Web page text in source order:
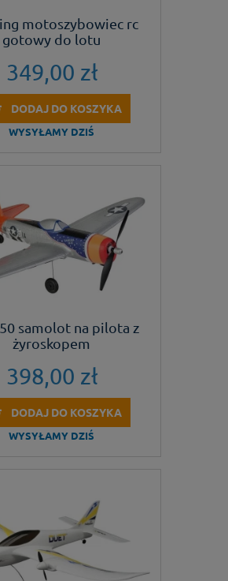
motoszybowiec rc
gotowy do lotu
349,00 zł
DODAJ DO KOSZYKA
WYSYŁAMY DZIŚ
samolot na pilota z
żyroskopem
398,00 zł
DODAJ DO KOSZYKA
WYSYŁAMY DZIŚ